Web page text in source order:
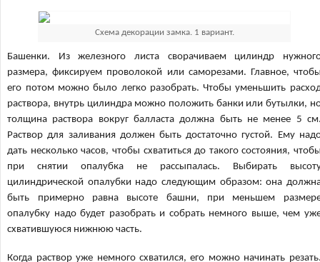
Схема декорации замка. 1 вариант.
Башенки. Из железного листа сворачиваем цилиндр
размера, фиксируем проволокой или саморезами. Главное,
его потом можно было легко разобрать. Чтобы уменьшить
раствора, внутрь цилиндра можно положить банки или бутылки,
толщина раствора вокруг балласта должна быть не менее 5
Раствор для заливания должен быть достаточно густой. Ему
дать несколько часов, чтобы схватиться до такого состояния,
при снятии опалубка не рассыпалась. Выбирать
цилиндрической опалубки надо следующим образом: она
быть примерно равна высоте башни, при меньшем
опалубку надо будет разобрать и собрать немного выше, чем
схватившуюся нижнюю часть.
Когда раствор уже немного схватился, его можно начинать